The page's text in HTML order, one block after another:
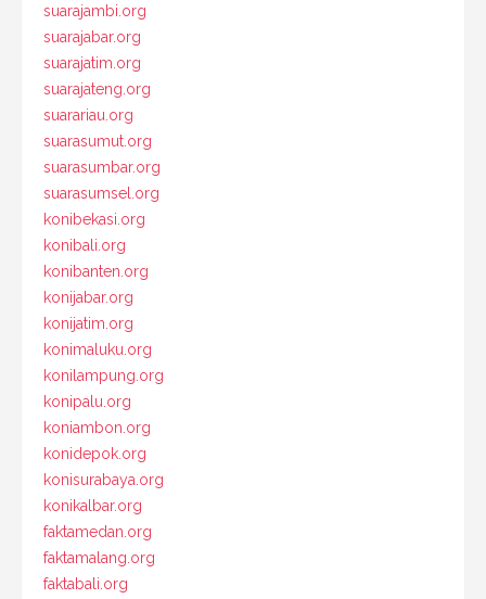
suarajambi.org
suarajabar.org
suarajatim.org
suarajateng.org
suarariau.org
suarasumut.org
suarasumbar.org
suarasumsel.org
konibekasi.org
konibali.org
konibanten.org
konijabar.org
konijatim.org
konimaluku.org
konilampung.org
konipalu.org
koniambon.org
konidepok.org
konisurabaya.org
konikalbar.org
faktamedan.org
faktamalang.org
faktabali.org